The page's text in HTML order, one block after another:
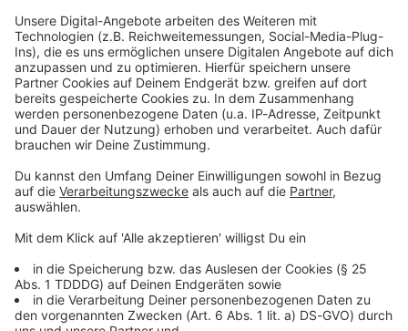
unten in der E-Mail abbestellen. Weitere
Informationen in derDatenschutzerklärung.
Mit dem Absenden des Formulars stimmst du den
Teilnahmebedingungen zu und nimmst unsere
Datenschutzerklärungzur Kenntnis.
Weiter
DAS KÖNNTE DICH AUCH INTERESSIEREN
Album der Woche